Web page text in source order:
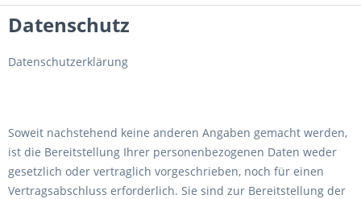
Datenschutz
Datenschutzerklärung
Soweit nachstehend keine anderen Angaben gemacht werden,
ist die Bereitstellung Ihrer personenbezogenen Daten weder
gesetzlich oder vertraglich vorgeschrieben, noch für einen
Vertragsabschluss erforderlich. Sie sind zur Bereitstellung der